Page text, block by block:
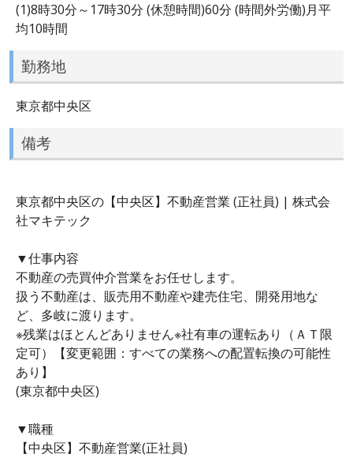
(1)8時30分～17時30分 (休憩時間)60分 (時間外労働)月平
均10時間
勤務地
東京都中央区
備考
東京都中央区の【中央区】不動産営業 (正社員) | 株式会
社マキテック
▼仕事内容
不動産の売買仲介営業をお任せします。
扱う不動産は、販売用不動産や建売住宅、開発用地な
ど、多岐に渡ります。
※残業はほとんどありません※社有車の運転あり（ＡＴ限
定可）【変更範囲：すべての業務への配置転換の可能性
あり】
(東京都中央区)
▼職種
【中央区】不動産営業(正社員)